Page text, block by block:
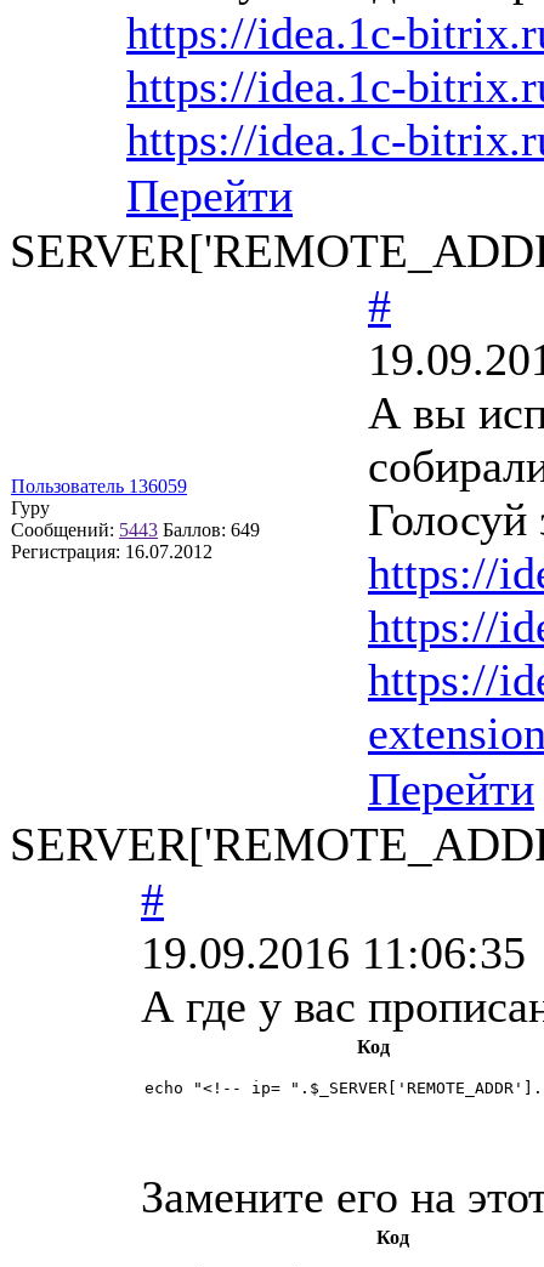
https://idea.1c-
https://idea.1c-
https://idea.1c-
Перейти
Пользователь 136059
Гуру
Сообщений: 5443 Баллов: 649
Регистрация: 16.07.2012
#
А вы
https://
https://
https://
Перейти
#
19.09.2016 11:06:35
А где у вас
Код
echo "<!-- ip=
Замените его на
Код